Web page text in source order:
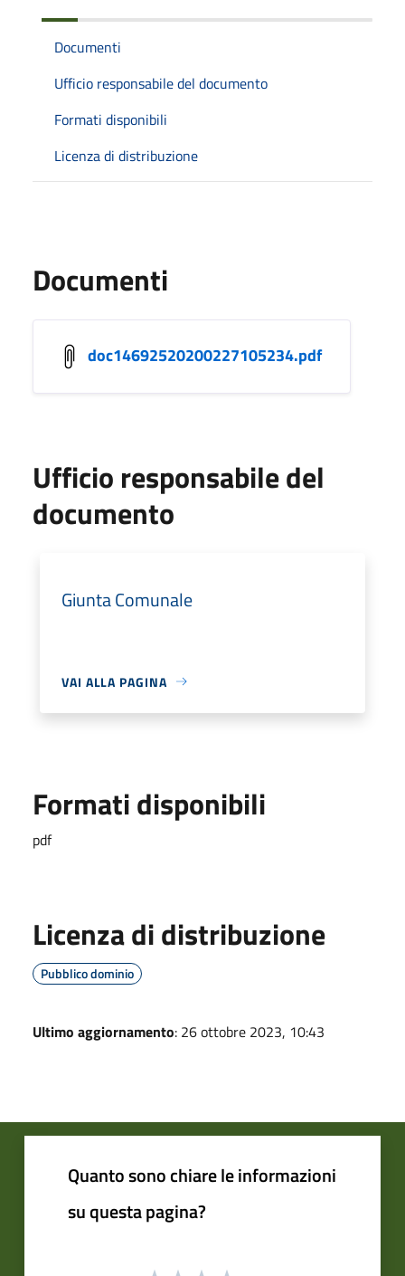
Documenti
Ufficio responsabile del documento
Formati disponibili
Licenza di distribuzione
Documenti
doc14692520200227105234.pdf
Ufficio responsabile del
documento
Giunta Comunale
VAI ALLA PAGINA
Formati disponibili
pdf
Licenza di distribuzione
Pubblico dominio
Ultimo aggiornamento: 26 ottobre 2023, 10:43
Quanto sono chiare le informazioni
su questa pagina?